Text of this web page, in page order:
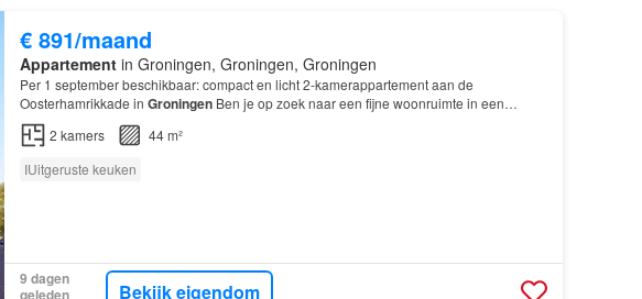
€ 891/maand
Appartementin Groningen, Groningen, Groningen
Per 1 september beschikbaar: compact en licht 2-kamerappartement aan de
Oosterhamrikkade in GroningenBen je op zoek naar een fijne woonruimte in een
levendige Kenmerken: Woonoppervlakte: 44 m² 2
2 kamers
44 m²
IUitgeruste keuken
9 dagen
Bekijk eigendom